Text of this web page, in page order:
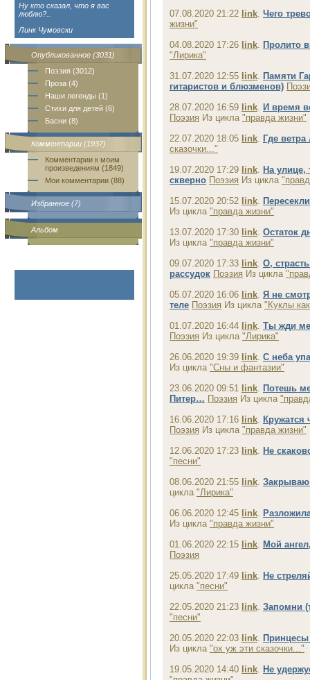
Ну кто сказал, что я вас
люблю?..
Линк Чумовски
Опубликованное (3031)
Поэзия (3012)
Проза (4)
Наши легенды (1)
Стихи для детей (6)
Басни (8)
Комментарии (1937)
Комментарии к моим
произведениям (1849)
Мои комментарии (88)
Избранное (7)
Альбом
07.08.2020 21:22 link. Чего
жизни"
04.08.2020 17:26 link. Пролито
"Лирика"
31.07.2020 12:55 link. Памяти
гитаристов и блюзменов)
28.07.2020 16:59 link. И время
Поэзия Из цикла "правда жизни"
22.07.2020 18:05 link. Где ветра
сказочки..."
19.07.2020 17:29 link. На
скверно Поэзия Из цикла
15.07.2020 20:52 link.
Из цикла "правда жизни"
13.07.2020 17:30 link. Остаток
Из цикла "правда жизни"
09.07.2020 17:33 link. О,
рассудок Поэзия Из цикла
05.07.2020 16:06 link. Я не
теле Поэзия Из цикла "Куклы
01.07.2020 16:44 link. Ты жди
Поэзия Из цикла "Лирика"
26.06.2020 19:39 link. С неба
Из цикла "Сны и фантазии"
23.06.2020 09:51 link. Потешь
Питер… Поэзия Из цикла
16.06.2020 17:16 link. Кружатся
Поэзия Из цикла "правда жизни"
12.06.2020 17:23 link. Не
"песни"
08.06.2020 21:55 link. Закрываю
цикла "Лирика"
06.06.2020 12:45 link.
Из цикла "правда жизни"
01.06.2020 22:15 link. Мой
Поэзия
25.05.2020 17:49 link. Не
цикла "песни"
22.05.2020 21:23 link. Запомни
"песни"
20.05.2020 22:03 link. Принцесы
Из цикла "ох уж эти сказочки..."
19.05.2020 14:40 link. Не